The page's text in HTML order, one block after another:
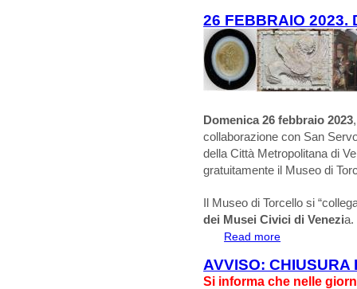
26 FEBBRAIO 2023.
Domenica 26 febbraio 2023
collaborazione con San
della Città Metropolitana di
gratuitamente il Museo di
Il Museo di Torcello si
dei Musei Civici di Venezia.
Read more
AVVISO: CHIUSURA
Si informa che nelle